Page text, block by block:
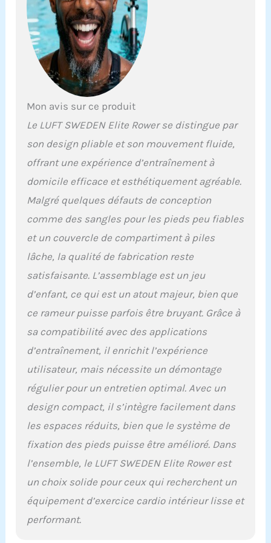
cardio en intérieur ultime
avec le rameur Luft
Sweden, équipé d'un
système de résistance
magnétique de pointe qui
fournit un mouvement
silencieux, ce qui le rend
gymnases à domicile et
les exercices à domicile.
: avec le rameur LUFT
SWEDEN vous pouvez
vous engager dans un
entraînement complet
qui cible plusieurs
compris les bras, les
jambes et le tronc,
d'exercice efficace et
efficace qui rivalise avec
pour un usage
domestique.
restez motivé avec l'écran
intégré du rameur LUFT
variété de programmes
d'entraînement et de
suivi des progrès pour
garder votre expérience
d'aviron à domicile
attrayante et conforme à
en forme. Durable et
facile à utiliser : conçu
Mon avis sur ce produit
Le LUFT SWEDEN Elite Rower se distingue par
son design pliable et son mouvement fluide,
offrant une expérience d’entraînement à
domicile efficace et esthétiquement agréable.
Malgré quelques défauts de conception
comme des sangles pour les pieds peu fiables
et un couvercle de compartiment à piles
lâche, la qualité de fabrication reste
satisfaisante. L’assemblage est un jeu
d’enfant, ce qui est un atout majeur, bien que
ce rameur puisse parfois être bruyant. Grâce à
sa compatibilité avec des applications
d’entraînement, il enrichit l’expérience
utilisateur, mais nécessite un démontage
régulier pour un entretien optimal. Avec un
design compact, il s’intègre facilement dans
les espaces réduits, bien que le système de
fixation des pieds puisse être amélioré. Dans
l’ensemble, le LUFT SWEDEN Elite Rower est
un choix solide pour ceux qui recherchent un
équipement d’exercice cardio intérieur lisse et
performant.